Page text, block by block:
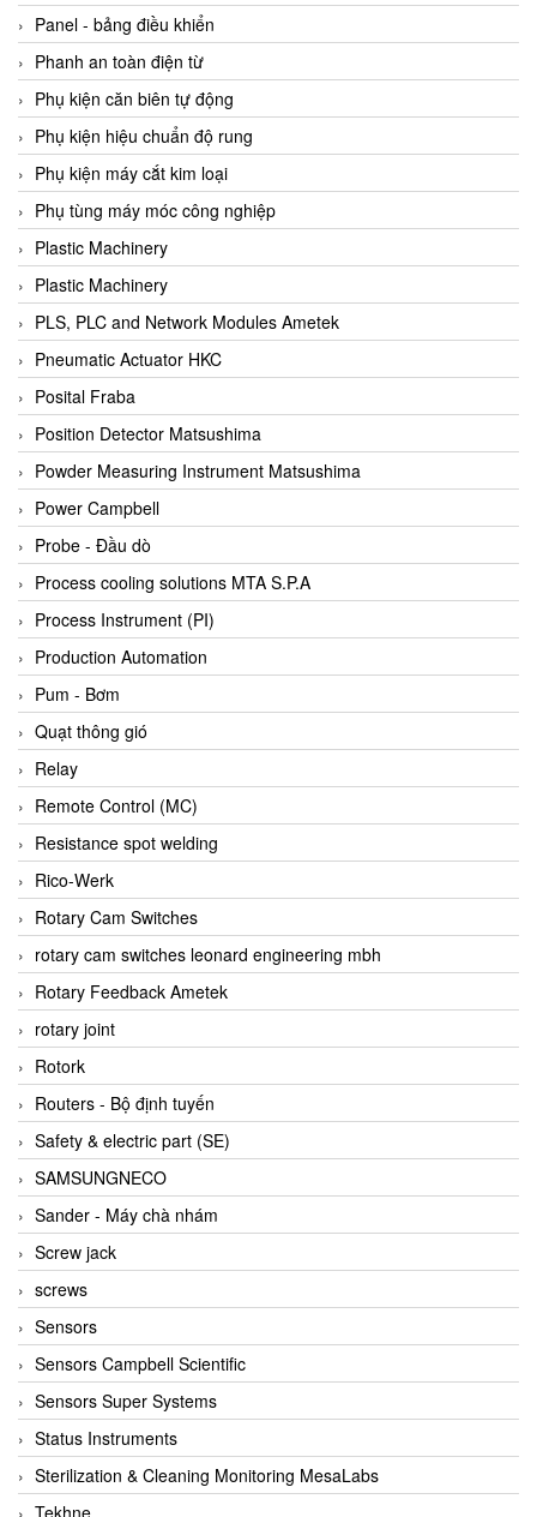
BEKO
Belimo
Benetech Vietnam
Bently Nevada
Bentone Vietnam
Bernstein Vietnam
Berthold
Bestech
Bestech
BETA
Bifold
Bihl+wiedemann
Bihl+wiedemann
Bilz
Binder Connector
Biotech
BirdX Vietnam
BK Vibro
Black Box
BlackBox Vietnam
BLAGDON PUMP
Bloom Engineering
Boneng
Bopp & Reuther Messtechnik
Bosch
Boydcorp
BRAUN Vietnam
Brinkmann Pumpen
BRONKHORST
Brook Instrument
Brooks Instrument Vietnam
Buhler
BURLING INSTRUMENTS
Burster
BUSCHJOST
Calectro
Campbell Scientific
Canneed Vietnam
Cantoni
CAPS
CAREL Parts
Panel - bảng điều khiển
Phanh an toàn điện từ
Phụ kiện căn biên tự động
Phụ kiện hiệu chuẩn độ rung
Phụ kiện máy cắt kim loại
Phụ tùng máy móc công nghiệp
Plastic Machinery
Plastic Machinery
PLS, PLC and Network Modules Ametek
Pneumatic Actuator HKC
Posital Fraba
Position Detector Matsushima
Powder Measuring Instrument Matsushima
Power Campbell
Probe - Đầu dò
Process cooling solutions MTA S.P.A
Process Instrument (PI)
Production Automation
Pum - Bơm
Quạt thông gió
Relay
Remote Control (MC)
Resistance spot welding
Rico-Werk
Rotary Cam Switches
rotary cam switches leonard engineering mbh
Rotary Feedback Ametek
rotary joint
Rotork
Routers - Bộ định tuyến
Safety & electric part (SE)
SAMSUNGNECO
Sander - Máy chà nhám
Screw jack
screws
Sensors
Sensors Campbell Scientific
Sensors Super Systems
Status Instruments
Sterilization & Cleaning Monitoring MesaLabs
Tekhne